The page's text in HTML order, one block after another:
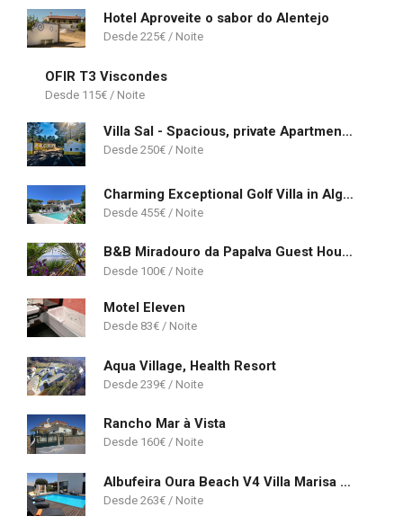
Hotel Aproveite o sabor do Alentejo
225€
OFIR T3 Viscondes
115€
Villa Sal - Spacious, private Apartment in a Villa with pool
250€
Charming Exceptional Golf Villa in Algarve
455€
B&B Miradouro da Papalva Guest House - Pico - Azores
100€
Motel Eleven
83€
Aqua Village, Health Resort
239€
Rancho Mar à Vista
160€
Albufeira Oura Beach V4 Villa Marisa with private Pool
263€